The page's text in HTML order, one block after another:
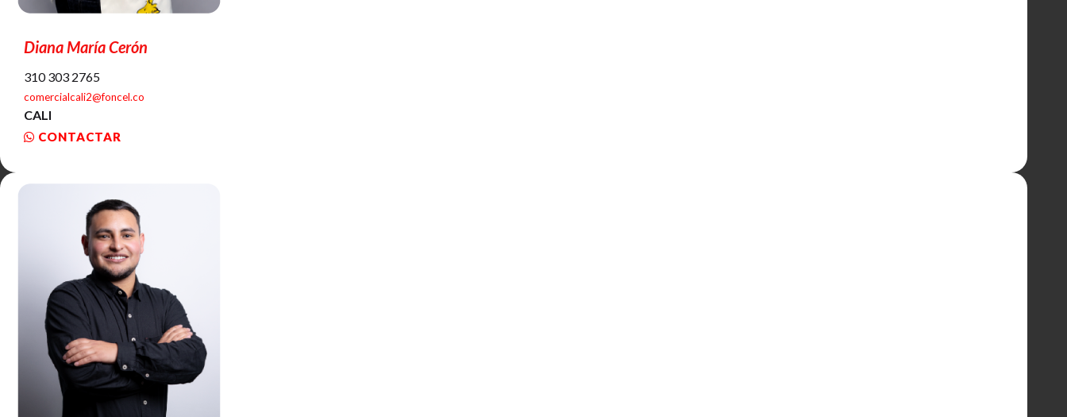
Diana María Cerón
310 303 2765
comercialcali2@foncel.co
CALI
CONTACTAR